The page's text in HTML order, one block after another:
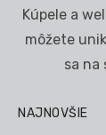
Kúpele a
môžete
sa na
NAJNOVŠIE